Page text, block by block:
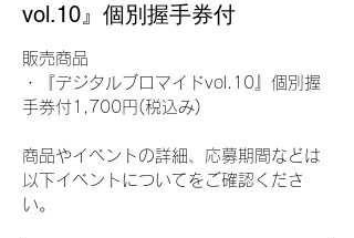
vol.10』個別握手券付
販売商品
・『デジタルブロマイドvol.10』個別握
手券付1,700円(税込み)
商品やイベントの詳細、応募期間などは
以下イベントについてをご確認くださ
い。